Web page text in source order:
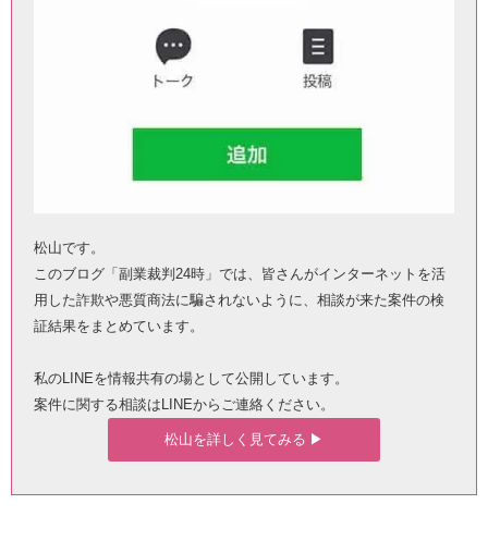
松山です。
このブログ「副業裁判24時」では、皆さんがインターネットを活
用した詐欺や悪質商法に騙されないように、相談が来た案件の検
証結果をまとめています。
私のLINEを情報共有の場として公開しています。
案件に関する相談はLINEからご連絡ください。
松山を詳しく見てみる ▶︎